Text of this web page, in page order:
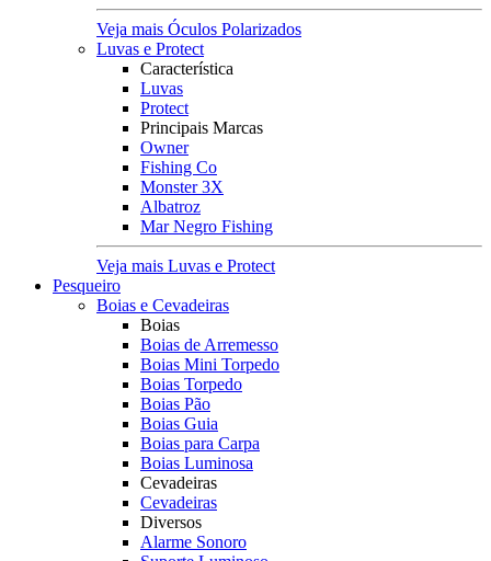
Veja mais Óculos Polarizados
Luvas e Protect
Característica
Luvas
Protect
Principais Marcas
Owner
Fishing Co
Monster 3X
Albatroz
Mar Negro Fishing
Veja mais Luvas e Protect
Pesqueiro
Boias e Cevadeiras
Boias
Boias de Arremesso
Boias Mini Torpedo
Boias Torpedo
Boias Pão
Boias Guia
Boias para Carpa
Boias Luminosa
Cevadeiras
Cevadeiras
Diversos
Alarme Sonoro